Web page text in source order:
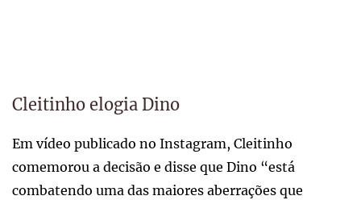
Cleitinho elogia Dino
Em vídeo publicado no Instagram, Cleitinho
comemorou a decisão e disse que Dino “está
combatendo uma das maiores aberrações que